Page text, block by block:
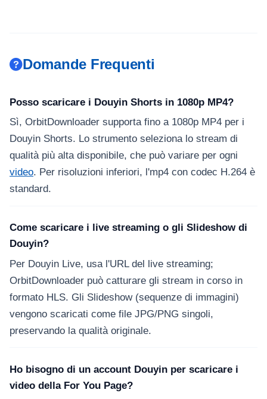
Domande Frequenti
Posso scaricare i Douyin Shorts in 1080p MP4?
Sì, OrbitDownloader supporta fino a 1080p MP4 per i
Douyin Shorts. Lo strumento seleziona lo stream di
qualità più alta disponibile, che può variare per ogni
video. Per risoluzioni inferiori, l'mp4 con codec H.264 è
standard.
Come scaricare i live streaming o gli Slideshow di
Douyin?
Per Douyin Live, usa l'URL del live streaming;
OrbitDownloader può catturare gli stream in corso in
formato HLS. Gli Slideshow (sequenze di immagini)
vengono scaricati come file JPG/PNG singoli,
preservando la qualità originale.
Ho bisogno di un account Douyin per scaricare i
video della For You Page?